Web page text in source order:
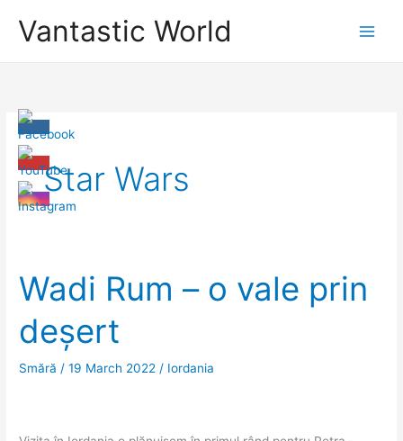
Vantastic World
Star Wars
Wadi Rum – o vale prin
deșert
Smără /19 March 2022 / Iordania